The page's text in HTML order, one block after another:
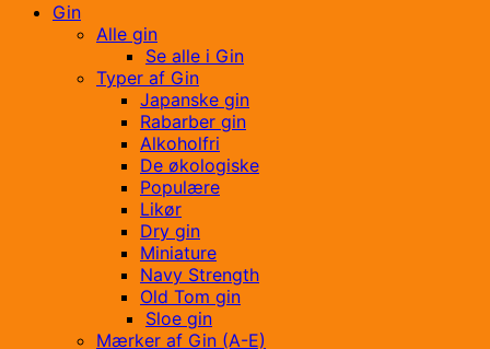
Gin
Alle gin
Se alle i Gin
Typer af Gin
Japanske gin
Rabarber gin
Alkoholfri
De økologiske
Populære
Likør
Dry gin
Miniature
Navy Strength
Old Tom gin
Sloe gin
Mærker af Gin (A-E)